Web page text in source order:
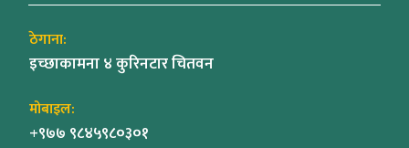
ठेगाना:
इच्छाकामना ४ कुरिनटार चितवन
मोबाइल:
+९७७ ९८४५९८०३०१